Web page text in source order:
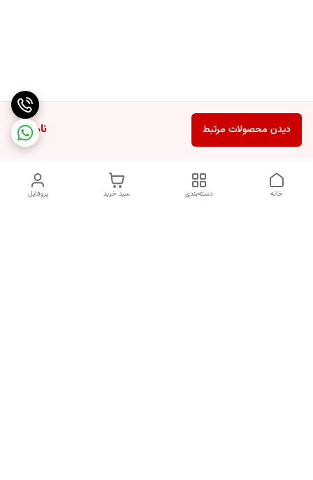
ناموجود دیدن محصولات مرتبط
پروفایل سبد خرید دسته‌بندی خانه